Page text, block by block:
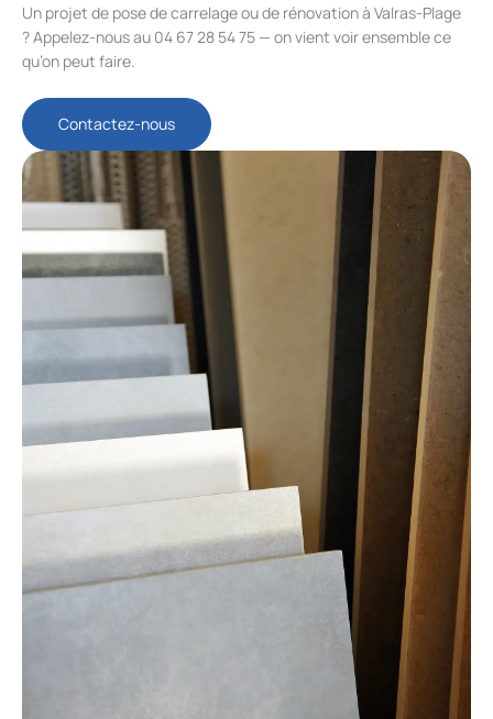
Un projet de pose de carrelage ou de rénovation à Valras-Plage
? Appelez-nous au 04 67 28 54 75 — on vient voir ensemble ce
qu’on peut faire.
Contactez-nous